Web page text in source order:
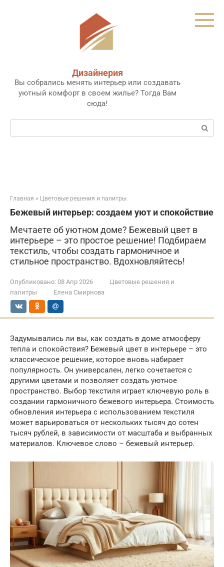
Дизайнерия
Вы собрались менять интерьер или создавать
уютный комфорт в своем жилье? Тогда Вам
сюда!
Поиск:
Главная » Цветовые решения и палитры
Бежевый интерьер: создаем уют и спокойствие
Мечтаете об уютном доме? Бежевый цвет в
интерьере – это простое решение! Подбираем
текстиль, чтобы создать гармоничное и
стильное пространство. Вдохновляйтесь!
Опубликовано: 08 Апр 2026
Цветовые решения и
палитры
Елена Смирнова
Задумывались ли вы, как создать в доме атмосферу
тепла и спокойствия? Бежевый цвет в интерьере – это
классическое решение, которое вновь набирает
популярность. Он универсален, легко сочетается с
другими цветами и позволяет создать уютное
пространство. Выбор текстиля играет ключевую роль в
создании гармоничного бежевого интерьера. Стоимость
обновления интерьера с использованием текстиля
может варьироваться от нескольких тысяч до сотен
тысяч рублей, в зависимости от масштаба и выбранных
материалов. Ключевое слово – бежевый интерьер.